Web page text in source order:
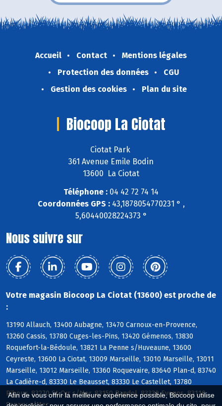
Afin de vous offrir la meilleure expérience possible, Biocoop utilise
Accueil Contact
Mentions légales
Protection des données
CGU
Gestion des cookies
Plan du site
Biocoop La Ciotat
Ciotat Park
361 Avenue Emile Bodin
13600 La Ciotat
Téléphone : 04 42 72 74 14
Coordonnées GPS :43,1878054770231 ° ,
5,60440028224373 °
Nous suivre sur
Votre magasin Biocoop La Ciotat (13600) est proche de
:
13190 Allauch, 13400 Aubagne, 13470 Carnoux-en-Provence,
13260 Cassis, 13780 Cuges-les-Pins, 13420 Gémenos, 13830
Roquefort-la-Bédoule, 13821 La Penne s/Huveaune, 13600
Ceyreste, 13600 La Ciotat, 13009 Marseille, 13010 Marseille, 13011
Marseille, 13012 Marseille, 13360 Roquevaire, 83640 Plan-d, 83740
La Cadière-d, 83330 Le Beausset, 83330 Le Castellet, 13780
Riboux, 83270 St-Cyr s/Mer, 83150 Bandol, 83330 Evenos, 83110